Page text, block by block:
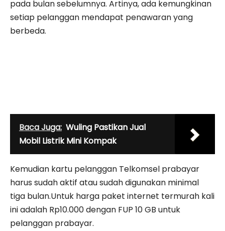
pada bulan sebelumnya. Artinya, ada kemungkinan
setiap pelanggan mendapat penawaran yang
berbeda.
Baca Juga: Wuling Pastikan Jual
Mobil Listrik Mini Kompak
Kemudian kartu pelanggan Telkomsel prabayar
harus sudah aktif atau sudah digunakan minimal
tiga bulan.Untuk harga paket internet termurah kali
ini adalah Rp10.000 dengan FUP 10 GB untuk
pelanggan prabayar.